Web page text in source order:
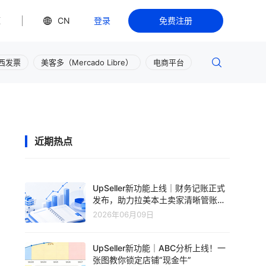
CN 登录 免费注册
发票 美客多（Mercado Libre） 电商平台
近期热点
UpSeller新功能上线｜财务记账正式
发布，助力拉美本土卖家清晰管账、
轻松盈利
2026年06月09日
UpSeller新功能｜ABC分析上线！一
张图教你锁定店铺“现金牛”